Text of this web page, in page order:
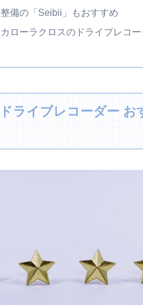
備の「Seibii」もおすすめ
ローラクロスのドライブレコ
ライブレコーダー